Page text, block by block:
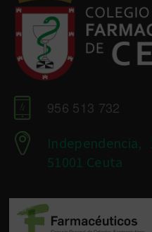
956 513 732
51001 Ceuta